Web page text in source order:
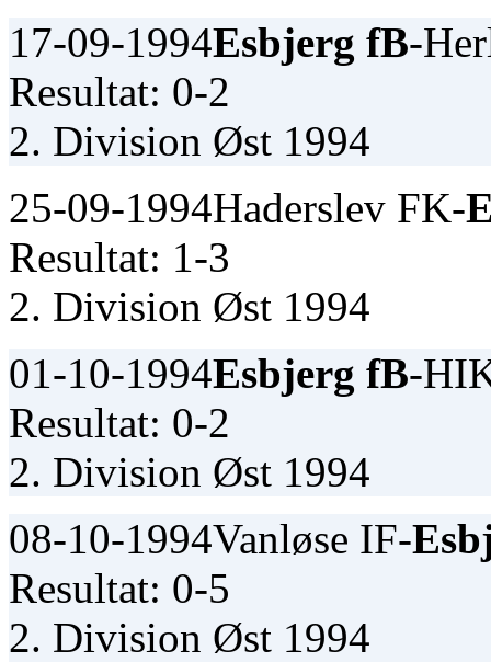
17-09-1994Esbjerg fB-
Resultat: 0-2
2. Division Øst 1994
25-09-1994Haderslev FK-
Resultat: 1-3
2. Division Øst 1994
01-10-1994Esbjerg fB-
Resultat: 0-2
2. Division Øst 1994
08-10-1994Vanløse IF-
Resultat: 0-5
2. Division Øst 1994